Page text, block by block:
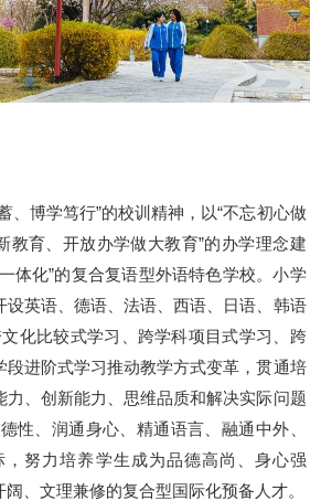
、博学笃行”的校训精神，以“不忘初心做
教育、开放办学做大教育”的办学理念建
体化”的复合复语型外语特色学校。小学
设英语、德语、法语、西语、日语、韩语
化比较式学习、跨学科项目式学习、跨
段进阶式学习推动教学方式变革，贯通培
力、创新能力、思维品质和解决实际问题
性、润通身心、精通语言、融通中外、
，努力培养学生成为品德高尚、身心强
、文理兼修的复合型国际化预备人才。